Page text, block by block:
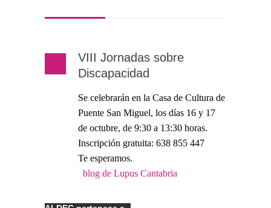
VIII Jornadas sobre
Discapacidad
Se celebrarán en la Casa de Cultura de
Puente San Miguel, los días 16 y 17
de octubre, de 9:30 a 13:30 horas.
Inscripción gratuita: 638 855 447
Te esperamos.
blog de Lupus Cantabria